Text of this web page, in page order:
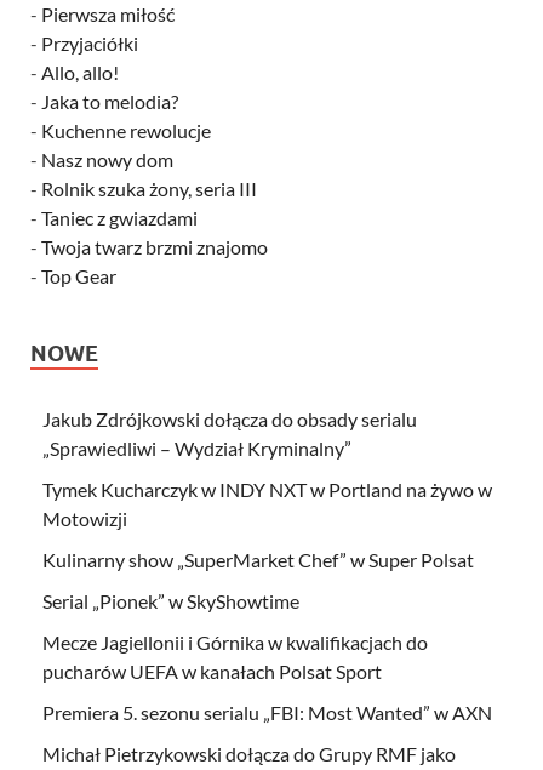
- Pierwsza miłość
- Przyjaciółki
- Allo, allo!
- Jaka to melodia?
- Kuchenne rewolucje
- Nasz nowy dom
- Rolnik szuka żony, seria III
- Taniec z gwiazdami
- Twoja twarz brzmi znajomo
- Top Gear
NOWE
Jakub Zdrójkowski dołącza do obsady serialu
„Sprawiedliwi – Wydział Kryminalny”
Tymek Kucharczyk w INDY NXT w Portland na żywo w
Motowizji
Kulinarny show „SuperMarket Chef” w Super Polsat
Serial „Pionek” w SkyShowtime
Mecze Jagiellonii i Górnika w kwalifikacjach do
pucharów UEFA w kanałach Polsat Sport
Premiera 5. sezonu serialu „FBI: Most Wanted” w AXN
Michał Pietrzykowski dołącza do Grupy RMF jako